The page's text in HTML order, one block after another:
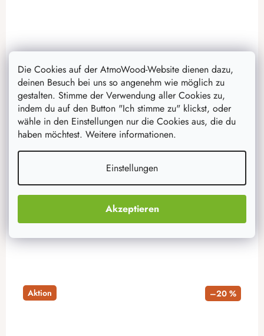
Die Cookies auf der AtmoWood-Website dienen dazu,
deinen Besuch bei uns so angenehm wie möglich zu
gestalten. Stimme der Verwendung aller Cookies zu,
indem du auf den Button "Ich stimme zu" klickst, oder
wähle in den Einstellungen nur die Cookies aus, die du
haben möchtest. Weitere informationen.
Einstellungen
Akzeptieren
Holzhaus für Meisen
IN DEN WARENKORB
Wenn Sie sich vom Frühling bis zum Herbst am Gesang
der Zugvögel erfreuen wollen, dann besorgen Sie ihnen
dieses schöne Vogelhaus, das auch als Futterstelle dient.
Die Vögel...
Aktion –20 %